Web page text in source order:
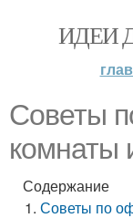
ИДЕИ
Советы
комнаты
Содержание
Советы по